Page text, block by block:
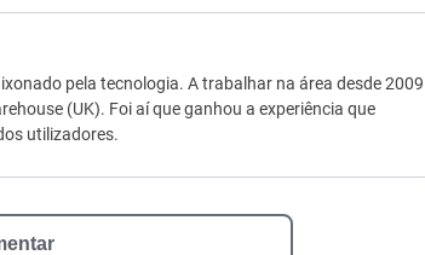
pela tecnologia. A trabalhar na área desde 2009
(UK). Foi aí que ganhou a experiência que
utilizadores.